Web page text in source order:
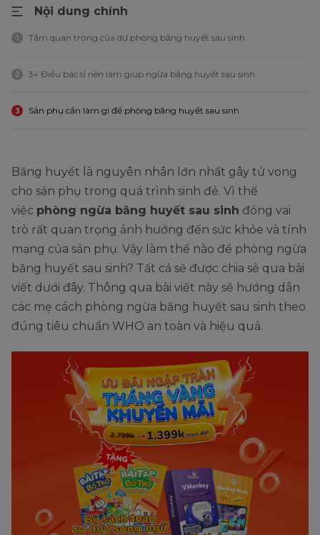
Nội dung chính
1 Tầm quan trọng của dự phòng băng huyết sau sinh
2 3+ Điều bác sĩ nên làm giúp ngừa băng huyết sau sinh
3 Sản phụ cần làm gì để phòng băng huyết sau sinh
Băng huyết là nguyên nhân lớn nhất gây tử vong
cho sản phụ trong quá trình sinh đẻ. Vì thế
việc phòng ngừa băng huyết sau sinh đóng vai
trò rất quan trọng ảnh hưởng đến sức khỏe và tính
mạng của sản phụ. Vậy làm thế nào để phòng ngừa
băng huyết sau sinh? Tất cả sẽ được chia sẻ qua bài
viết dưới đây. Thông qua bài viết này sẽ hướng dẫn
các mẹ cách phòng ngừa băng huyết sau sinh theo
đúng tiêu chuẩn WHO an toàn và hiệu quả.